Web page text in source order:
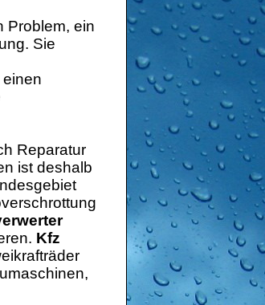
Problem, ein
Sie
Reparatur
ist deshalb
Kfz